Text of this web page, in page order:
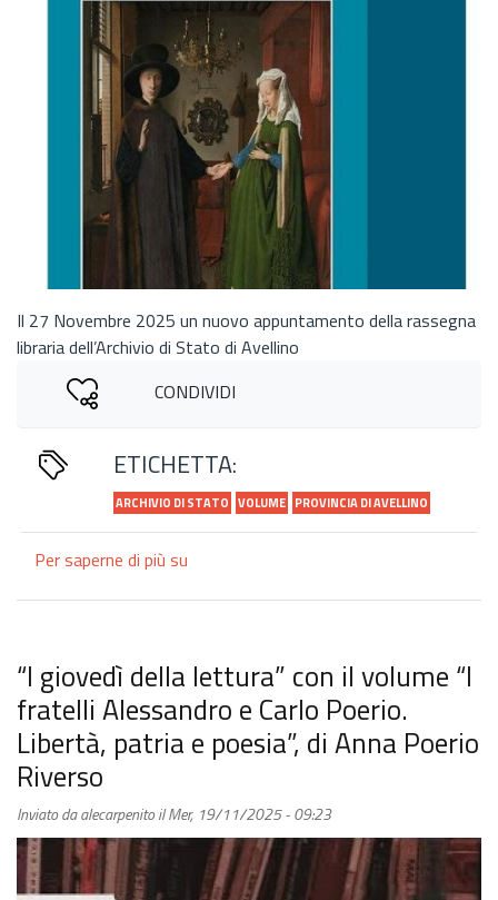
Il 27 Novembre 2025 un nuovo appuntamento della rassegna
libraria dell’Archivio di Stato di Avellino
CONDIVIDI
ETICHETTA:
ARCHIVIO DI STATO VOLUME PROVINCIA DI AVELLINO
Per saperne di più su
capitoli
matrimoniali
nella
terra
(1604-
1612)”
presentato
“I giovedì della lettura” con il volume “I
fratelli Alessandro e Carlo Poerio.
Libertà, patria e poesia”, di Anna Poerio
Riverso
Inviato daalecarpenitoilMer, 19/11/2025 - 09:23